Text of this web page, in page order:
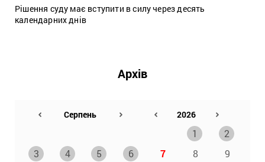
Рішення суду має вступити в силу через десять
календарних днів
Архів
1
2
3
4 5 6 7 8
9